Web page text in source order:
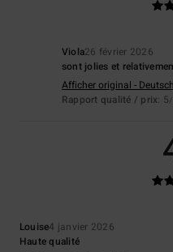
Viola26 février 2026
sont jolies et
Afficher original - Deutsch
Rapport qualité / prix: 5
Louise4 janvier 2026
Haute qualité